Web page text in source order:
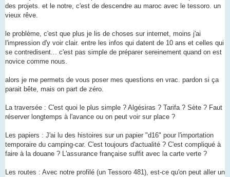
o
n
l
des projets. et le notre, c'est de descendre au maroc avec le tessoro. un
vieux rêve.
le problème, c'est que plus je lis de choses sur internet, moins j'ai
l'impression d'y voir clair. entre les infos qui datent de 10 ans et celles qui
se contredisent... c'est pas simple de préparer sereinement quand on est
novice comme nous.
alors je me permets de vous poser mes questions en vrac. pardon si ça
parait bête, mais on part de zéro.
La traversée : C'est quoi le plus simple ? Algésiras ? Tarifa ? Sète ? Faut
réserver longtemps à l'avance ou on peut voir sur place ?
Les papiers : J'ai lu des histoires sur un papier "d16" pour l'importation
temporaire du camping-car. C'est toujours d'actualité ? C'est compliqué à
faire à la douane ? L'assurance française suffit avec la carte verte ?
Les routes : Avec notre profilé (un Tessoro 481), est-ce qu'on peut aller un